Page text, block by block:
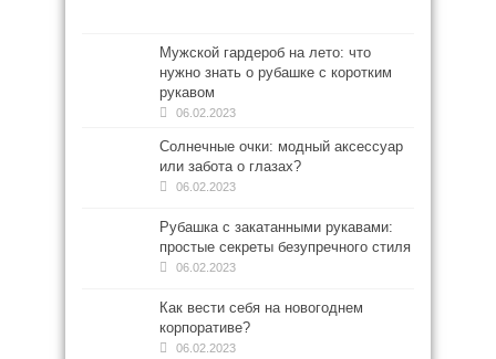
Мужской гардероб на лето: что
нужно знать о рубашке с коротким
рукавом
06.02.2023
Солнечные очки: модный аксессуар
или забота о глазах?
06.02.2023
Рубашка с закатанными рукавами:
простые секреты безупречного стиля
06.02.2023
Как вести себя на новогоднем
корпоративе?
06.02.2023